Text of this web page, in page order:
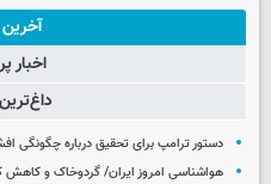
آخرین
اخبار
دستور ترامپ برای تحقیق درباره چگونگی
هواشناسی امروز ایران/ گردوخاک و کاهش